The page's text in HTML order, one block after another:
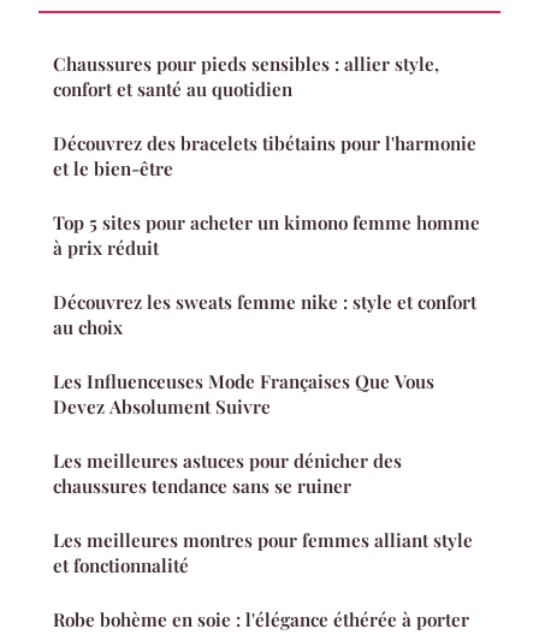
Chaussures pour pieds sensibles : allier style,
confort et santé au quotidien
Découvrez des bracelets tibétains pour l'harmonie
et le bien-être
Top 5 sites pour acheter un kimono femme homme
à prix réduit
Découvrez les sweats femme nike : style et confort
au choix
Les Influenceuses Mode Françaises Que Vous
Devez Absolument Suivre
Les meilleures astuces pour dénicher des
chaussures tendance sans se ruiner
Les meilleures montres pour femmes alliant style
et fonctionnalité
Robe bohème en soie : l'élégance éthérée à porter